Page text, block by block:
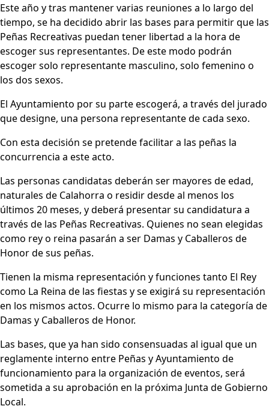
Este año y tras mantener varias reuniones a lo largo del
tiempo, se ha decidido abrir las bases para permitir que las
Peñas Recreativas puedan tener libertad a la hora de
escoger sus representantes. De este modo podrán
escoger solo representante masculino, solo femenino o
los dos sexos.
El Ayuntamiento por su parte escogerá, a través del jurado
que designe, una persona representante de cada sexo.
Con esta decisión se pretende facilitar a las peñas la
concurrencia a este acto.
Las personas candidatas deberán ser mayores de edad,
naturales de Calahorra o residir desde al menos los
últimos 20 meses, y deberá presentar su candidatura a
través de las Peñas Recreativas. Quienes no sean elegidas
como rey o reina pasarán a ser Damas y Caballeros de
Honor de sus peñas.
Tienen la misma representación y funciones tanto El Rey
como La Reina de las fiestas y se exigirá su representación
en los mismos actos. Ocurre lo mismo para la categoría de
Damas y Caballeros de Honor.
Las bases, que ya han sido consensuadas al igual que un
reglamente interno entre Peñas y Ayuntamiento de
funcionamiento para la organización de eventos, será
sometida a su aprobación en la próxima Junta de Gobierno
Local.